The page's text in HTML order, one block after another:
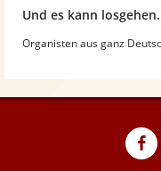
Und es kann
Organisten aus ganz